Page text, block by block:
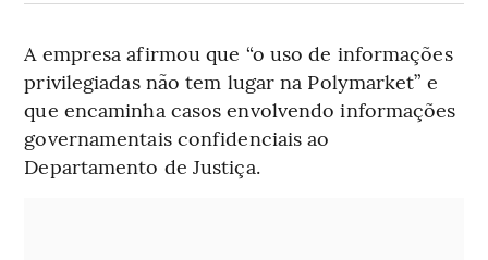
A empresa afirmou que “o uso de informações
privilegiadas não tem lugar na Polymarket” e
que encaminha casos envolvendo informações
governamentais confidenciais ao
Departamento de Justiça.